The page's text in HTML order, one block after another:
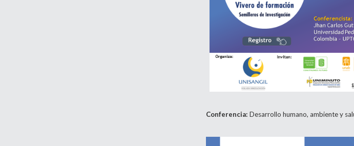
Conferencia: Desarrollo humano, ambiente y